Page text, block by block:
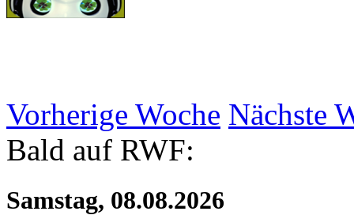
Vorherige Woche Nächste
Bald auf RWF:
Samstag, 08.08.2026